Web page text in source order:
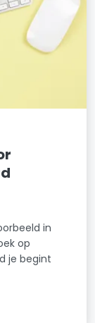
in
op
je begint